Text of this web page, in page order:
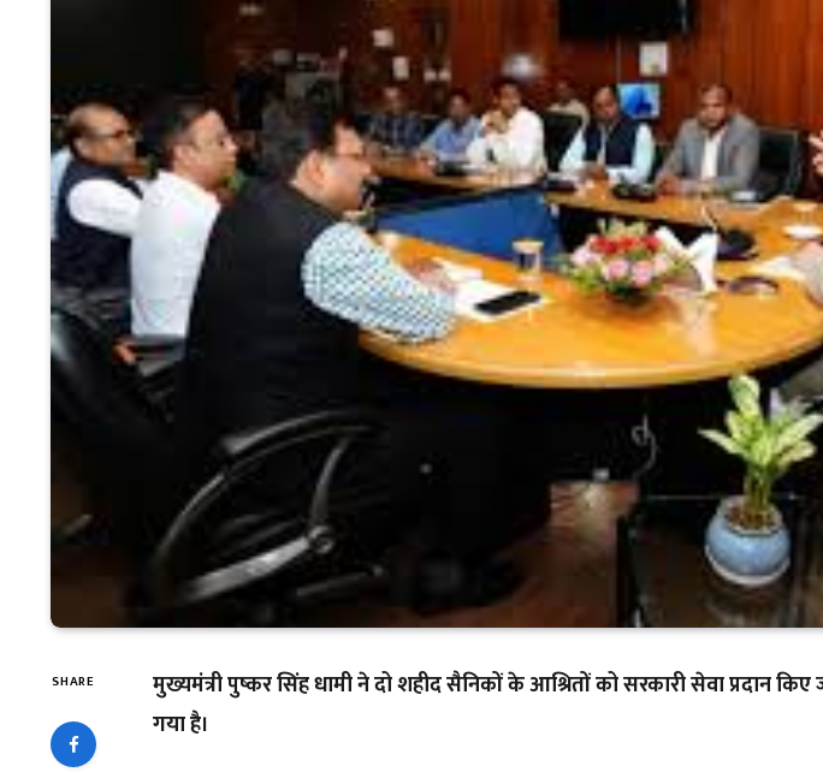
SHARE
मुख्यमंत्री पुष्कर सिंह धामी ने दो शहीद सैनिकों के आश्रितों को सरकारी सेवा प्रदान
गया है।